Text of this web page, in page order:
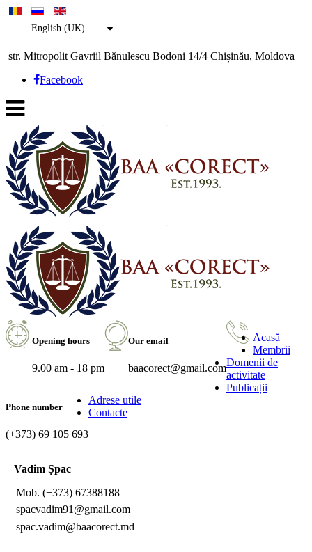
English (UK)
str. Mitropolit Gavriil Bănulescu Bodoni 14/4 Chișinău, Moldova
Facebook
Opening hours
9.00 am - 18 pm
Our email
baacorect@gmail.com
Phone number
(+373) 69 105 693
Acasă
Membrii
Domenii de
activitate
Publicații
Adrese utile
Contacte
Vadim Șpac
Mob. (+373) 67388188
spacvadim91@gmail.com
spac.vadim@baacorect.md